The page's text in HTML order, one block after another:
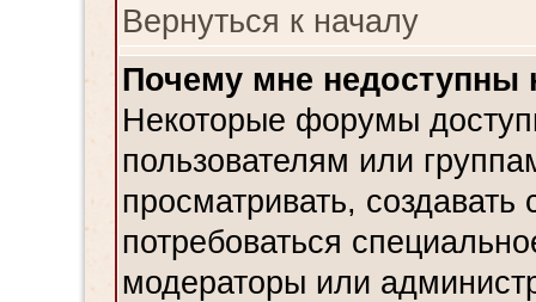
Вернуться к началу
Почему мне
Некоторые форумы
пользователям или
просматривать,
потребоваться
модераторы или